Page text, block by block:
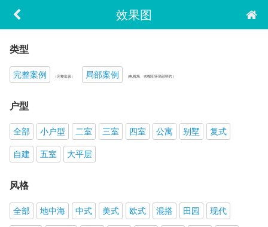
效果图
类型
完整案例 （完整套系） 局部案例 （电视墙、衣帽间等局部照片）
户型
全部 小户型 二室 三室 四室 公寓 别墅
复式
自建
五室 大平层
风格
全部 地中海 中式 美式 欧式 混搭 田园
现代